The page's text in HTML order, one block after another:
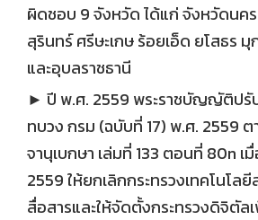
ผิดชอบ 9 จังหวัด ได้แก่ จังหวัดนค
สุรินทร์ ศรีษะเกษ ร้อยเอ็ด ยโสธร
และอุบลราชธานี
► ปี พ.ศ. 2559 พระราชบัญญัติปรั
ทบวง กรม (ฉบับที่ 17) พ.ศ. 2559 ต
จานุเบกษา เล่มที่ 133 ตอนที่ 80n เ
2559 ให้ยกเลิกกระทรวงเทคโนโล
สื่อสารและให้จัดตั้งกระทรวงดิจิตัล